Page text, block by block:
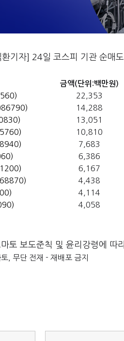
환기자] 24일 코스피 기관 순매
금액(단위:백만원)
22,353
14,288
13,051
10,810
7,683
6,386
6,167
4,438
4,114
4,058
토 보도준칙 및 윤리강령에 따
, 무단 전재 - 재배포 금지